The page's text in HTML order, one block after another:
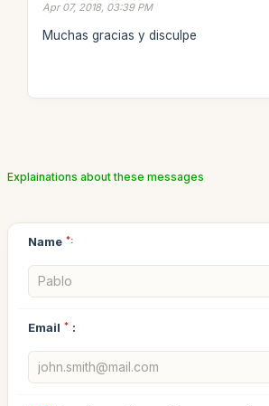
Apr 07, 2018, 03:39 PM
Muchas gracias y disculpe
Explainations about these messages
Name *:
Email * :